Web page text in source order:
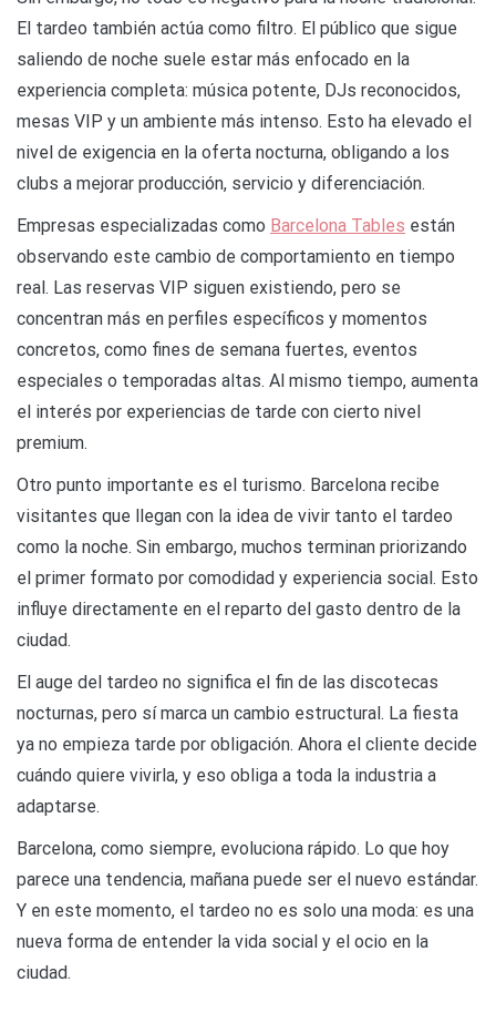
El tardeo también actúa como filtro. El público que sigue
saliendo de noche suele estar más enfocado en la
experiencia completa: música potente, DJs reconocidos,
mesas VIP y un ambiente más intenso. Esto ha elevado el
nivel de exigencia en la oferta nocturna, obligando a los
clubs a mejorar producción, servicio y diferenciación.
Empresas especializadas como Barcelona Tables están
observando este cambio de comportamiento en tiempo
real. Las reservas VIP siguen existiendo, pero se
concentran más en perfiles específicos y momentos
concretos, como fines de semana fuertes, eventos
especiales o temporadas altas. Al mismo tiempo, aumenta
el interés por experiencias de tarde con cierto nivel
premium.
Otro punto importante es el turismo. Barcelona recibe
visitantes que llegan con la idea de vivir tanto el tardeo
como la noche. Sin embargo, muchos terminan priorizando
el primer formato por comodidad y experiencia social. Esto
influye directamente en el reparto del gasto dentro de la
ciudad.
El auge del tardeo no significa el fin de las discotecas
nocturnas, pero sí marca un cambio estructural. La fiesta
ya no empieza tarde por obligación. Ahora el cliente decide
cuándo quiere vivirla, y eso obliga a toda la industria a
adaptarse.
Barcelona, como siempre, evoluciona rápido. Lo que hoy
parece una tendencia, mañana puede ser el nuevo estándar.
Y en este momento, el tardeo no es solo una moda: es una
nueva forma de entender la vida social y el ocio en la
ciudad.